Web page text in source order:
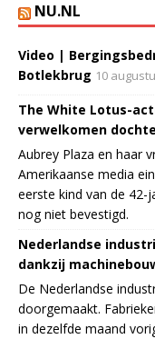
NU.NL
Video |
Botlekbrug 10
The White Lotus-
verwelkomen
Aubrey Plaza en haar
Amerikaanse media
eerste kind van de 42-
nog niet bevestigd.
Nederlandse
dankzij
De Nederlandse
doorgemaakt.
in dezelfde maand